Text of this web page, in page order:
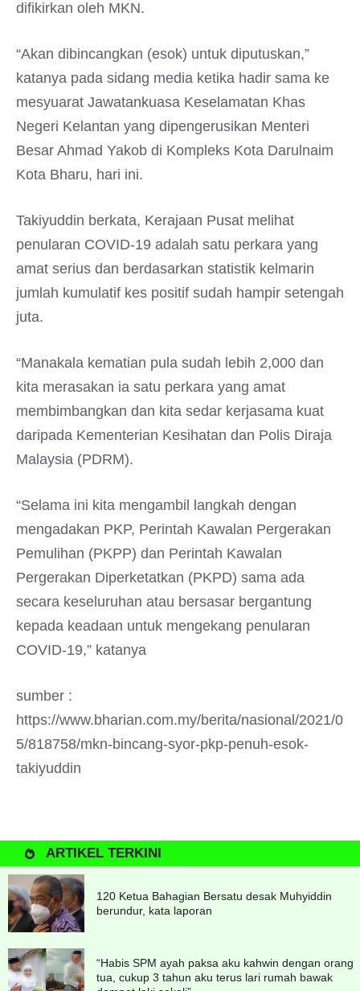
difikirkan oleh MKN.
“Akan dibincangkan (esok) untuk diputuskan,”
katanya pada sidang media ketika hadir sama ke
mesyuarat Jawatankuasa Keselamatan Khas
Negeri Kelantan yang dipengerusikan Menteri
Besar Ahmad Yakob di Kompleks Kota Darulnaim
Kota Bharu, hari ini.
Takiyuddin berkata, Kerajaan Pusat melihat
penularan COVID-19 adalah satu perkara yang
amat serius dan berdasarkan statistik kelmarin
jumlah kumulatif kes positif sudah hampir setengah
juta.
“Manakala kematian pula sudah lebih 2,000 dan
kita merasakan ia satu perkara yang amat
membimbangkan dan kita sedar kerjasama kuat
daripada Kementerian Kesihatan dan Polis Diraja
Malaysia (PDRM).
“Selama ini kita mengambil langkah dengan
mengadakan PKP, Perintah Kawalan Pergerakan
Pemulihan (PKPP) dan Perintah Kawalan
Pergerakan Diperketatkan (PKPD) sama ada
secara keseluruhan atau bersasar bergantung
kepada keadaan untuk mengekang penularan
COVID-19,” katanya
sumber :
https://www.bharian.com.my/berita/nasional/2021/0
5/818758/mkn-bincang-syor-pkp-penuh-esok-
takiyuddin
ARTIKEL TERKINI
120 Ketua Bahagian Bersatu desak Muhyiddin
berundur, kata laporan
“Habis SPM ayah paksa aku kahwin dengan orang
tua, cukup 3 tahun aku terus lari rumah bawak